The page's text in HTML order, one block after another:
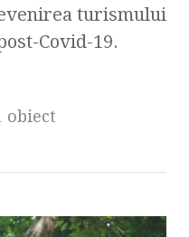
turismului
Covid-19.
obiect